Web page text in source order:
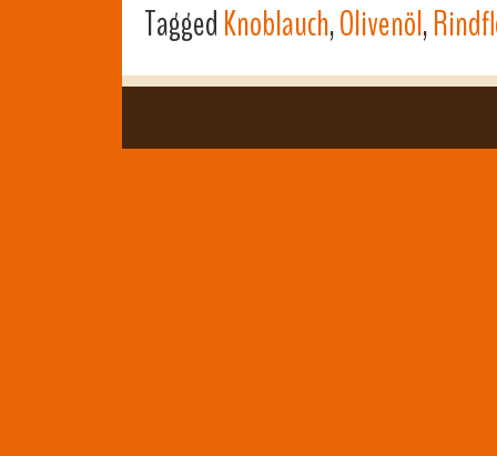
TaggedKnoblauch,Olivenöl,